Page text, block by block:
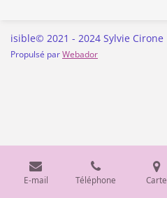
isible© 2021 - 2024 Sylvie Cirone
Propulsé par Webador
E-mail Téléphone Carte